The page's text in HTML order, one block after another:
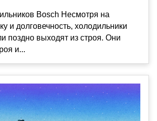
Bosch Несмотря на
и долговечность, холодильники
поздно выходят из строя. Они
и...